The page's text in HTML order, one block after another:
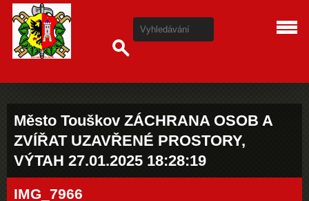
Město Touškov ZÁCHRANA OSOB A
ZVÍŘAT UZAVŘENÉ PROSTORY,
VÝTAH 27.01.2025 18:28:19
IMG_7966